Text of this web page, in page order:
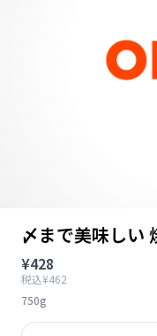
〆まで美味しい
¥428
税込¥462
750g